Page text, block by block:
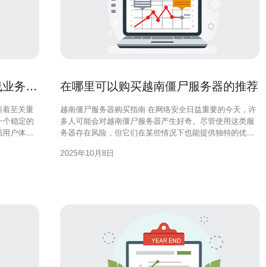
务的
着至关重
个稳定的
用户体
网络表
在哪里可以购买越南僵尸服务器的推荐
越南僵尸服务器购买指南 在网络安全日益重要的今天，许
多人可能会对越南僵尸服务器产生好奇。尽管使用这类服
务器存在风险，但它们在某些情况下也能提供独特的优
分析相关的风险与注意事项。 以下是本文的三大精华： 了
2025年10月8日